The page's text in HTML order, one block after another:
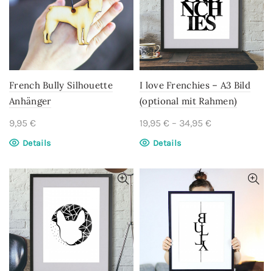
Optionen
können
auf
der
Produktseite
gewählt
werden
French Bully Silhouette
Anhänger
9,95 €
Details
I love Frenchies – A3 Bild
(optional mit Rahmen)
19,95 € – 34,95 €
DetailsDieses
weist
mehrere
Varianten
Optionen
können